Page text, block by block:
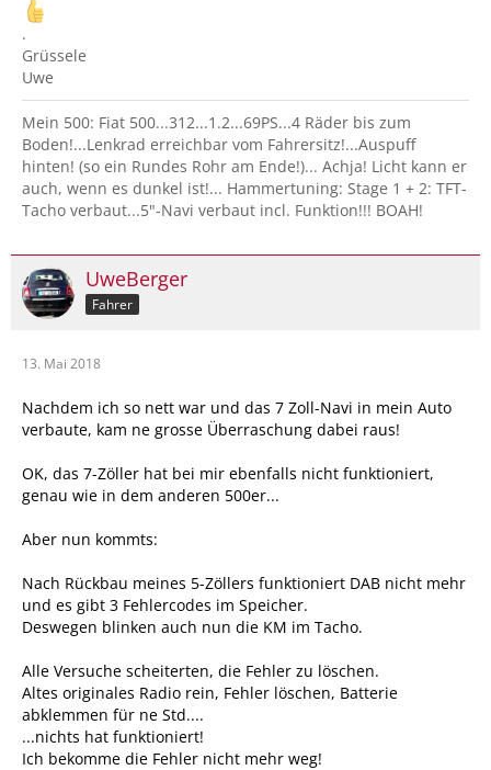
.
Grüssele
Uwe
Mein 500: Fiat 500...312...1.2...69PS...4 Räder bis zum
Boden!...Lenkrad erreichbar vom Fahrersitz!...Auspuff
hinten! (so ein Rundes Rohr am Ende!)... Achja! Licht kann er
auch, wenn es dunkel ist!... Hammertuning: Stage 1 + 2: TFT-
Tacho verbaut...5"-Navi verbaut incl. Funktion!!! BOAH!
UweBerger
Fahrer
13. Mai 2018
Nachdem ich so nett war und das 7 Zoll-Navi in mein Auto
verbaute, kam ne grosse Überraschung dabei raus!
OK, das 7-Zöller hat bei mir ebenfalls nicht funktioniert,
genau wie in dem anderen 500er...
Aber nun kommts:
Nach Rückbau meines 5-Zöllers funktioniert DAB nicht mehr
und es gibt 3 Fehlercodes im Speicher.
Deswegen blinken auch nun die KM im Tacho.
Alle Versuche scheiterten, die Fehler zu löschen.
Altes originales Radio rein, Fehler löschen, Batterie
abklemmen für ne Std....
...nichts hat funktioniert!
Ich bekomme die Fehler nicht mehr weg!